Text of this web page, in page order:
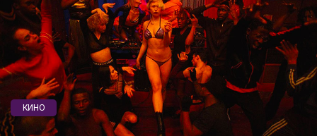
КИНО